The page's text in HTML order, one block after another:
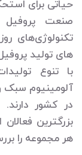
حیاتی برای
صنعت پروفیل
تکنولوژی‌های
های تولید
با تنوع
آلومینیوم
در کشور
بزرگترین
هر مجموعه را